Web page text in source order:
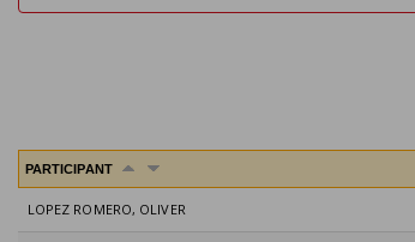
PARTICIPANT
LOPEZ ROMERO, OLIVER